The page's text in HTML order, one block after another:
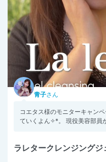
青子さん
コエタス様のモニターキャン
ていくよん✧︎*。 現役美容部員
ラレタークレンジングジ